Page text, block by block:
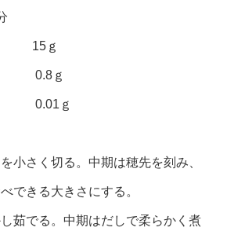
15ｇ
） 0.8ｇ
0.01ｇ
さく切る。中期は穂先を刻み、
できる大きさにする。
でる。中期はだしで柔らかく煮